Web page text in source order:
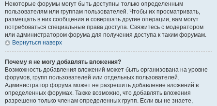
Некоторые форумы могут быть доступны только определенным
пользователям или группам пользователей. Чтобы их просматривать,
размещать в них сообщения и совершать другие операции, вам могут
потребоваться специальные права доступа. Свяжитесь с модератором
или администратором форума для получения доступа к таким форумам.
Вернуться наверх
Почему я не могу добавлять вложения?
Возможность добавления вложений может быть организована на уровне
форумов, групп пользователей или отдельных пользователей.
Администратор форума может не разрешить добавление вложений в
определенных форумах. Также возможно, что добавлять вложения
разрешено только членам определенных групп. Если вы не знаете,